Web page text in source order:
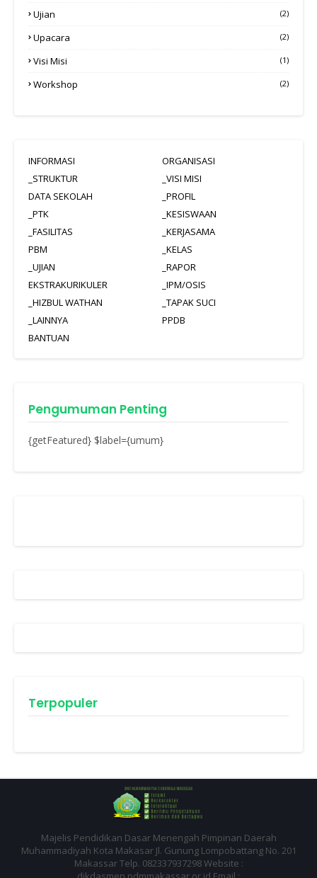
Ujian (2)
Upacara (2)
Visi Misi (1)
Workshop (2)
INFORMASI
ORGANISASI
_STRUKTUR
_VISI MISI
DATA SEKOLAH
_PROFIL
_PTK
_KESISWAAN
_FASILITAS
_KERJASAMA
PBM
_KELAS
_UJIAN
_RAPOR
EKSTRAKURIKULER
_IPM/OSIS
_HIZBUL WATHAN
_TAPAK SUCI
_LAINNYA
PPDB
BANTUAN
Pengumuman Penting
{getFeatured} $label={umum}
Terpopuler
Majelis Pendidikan Dasar Menengah Pimpinan Daerah
Muhammadiyah Kota Makasar Jl. Gunung Lompobattang No. 201
Makassar Telp. 082337937298 Website :